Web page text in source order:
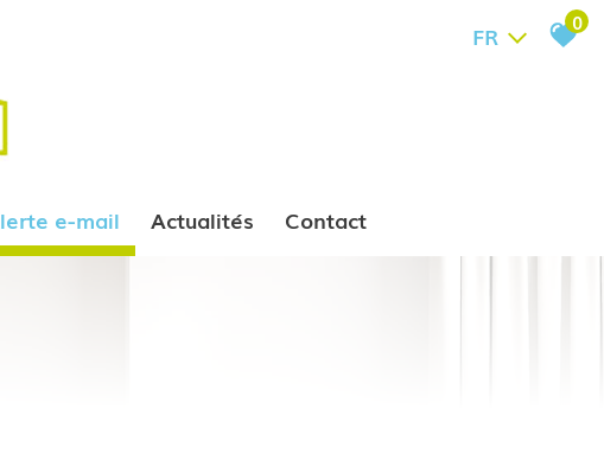
FR 0
Alerte e-mail Actualités Contact